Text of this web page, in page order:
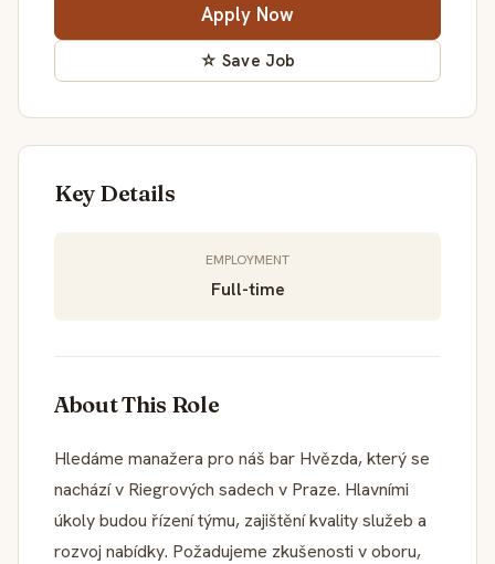
Apply Now
☆ Save Job
Key Details
EMPLOYMENT
Full-time
About This Role
Hledáme manažera pro náš bar Hvězda, který se
nachází v Riegrových sadech v Praze. Hlavními
úkoly budou řízení týmu, zajištění kvality služeb a
rozvoj nabídky. Požadujeme zkušenosti v oboru,